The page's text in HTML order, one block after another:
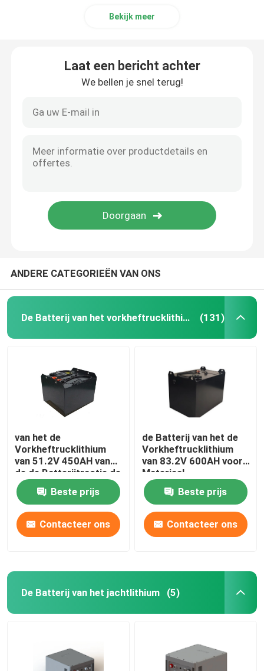
Bekijk meer
Laat een bericht achter
We bellen je snel terug!
ANDERE CATEGORIEËN VAN ONS
De Batterij van het vorkheftrucklithium (131)
van het de
Vorkheftrucklithium
van 51.2V 450AH van
de de Batterijtractie de
Batterijsysteem voor
de Vrachtwagen van
Hyster E
Beste prijs
Contacteer ons
de Batterij van het de
Vorkheftrucklithium
van 83.2V 600AH voor
Materiaal
Behandelingsmateriaal
Beste prijs
Contacteer ons
De Batterij van het jachtlithium (5)